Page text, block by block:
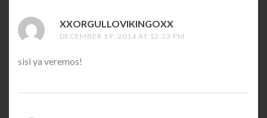
XXORGULLOVIKINGOXX
DECEMBER 19, 2014 AT 12:33 PM
sisi ya veremos!